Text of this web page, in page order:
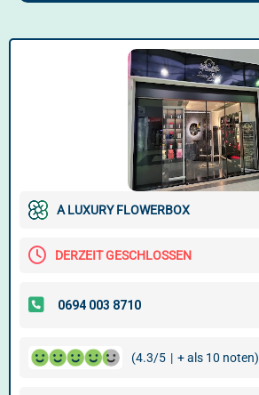
A LUXURY FLOWERBOX
DERZEIT GESCHLOSSEN
(4.3/5 | + als 10 noten)